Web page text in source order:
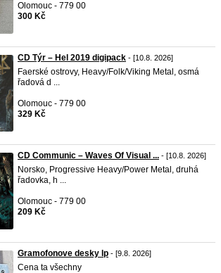
Olomouc - 779 00
300 Kč
CD Týr – Hel 2019 digipack - [10.8. 2026]
Faerské ostrovy, Heavy/Folk/Viking Metal, osmá
řadová d ...
Olomouc - 779 00
329 Kč
CD Communic ‎– Waves Of Visual ... - [10.8. 2026]
Norsko, Progressive Heavy/Power Metal, druhá
řadovka, h ...
Olomouc - 779 00
209 Kč
Gramofonove desky lp - [9.8. 2026]
Cena ta všechny